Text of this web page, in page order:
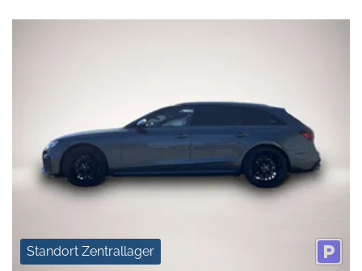
Standort Zentrallager